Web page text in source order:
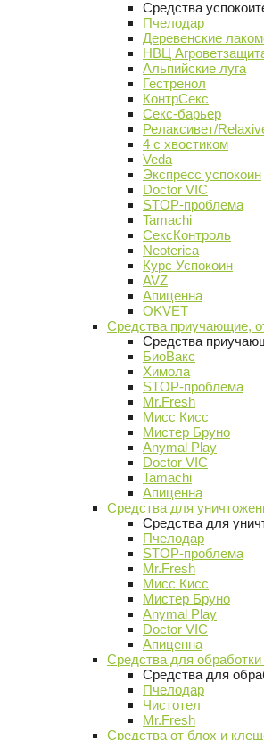
Средства
Пчелодар
Деревенские
НВЦ
Альпийские луга
Гестренол
КонтрСекс
Секс-барьер
Релаксивет/
4 с хвостиком
Veda
Экспресс успокоин
Doctor VIC
STOP-проблема
Tamachi
СексКонтроль
Neoterica
Курс Успокоин
AVZ
Апиценна
OKVET
Средства приучающие,
Средства
БиоВакс
Химола
STOP-проблема
Mr.Fresh
Мисс Кисс
Мистер Бруно
Anymal Play
Doctor VIC
Tamachi
Апиценна
Средства для
Средства для
Пчелодар
STOP-проблема
Mr.Fresh
Мисс Кисс
Мистер Бруно
Anymal Play
Doctor VIC
Апиценна
Средства для
Средства для
Пчелодар
Чистотел
Mr.Fresh
Средства от блох и